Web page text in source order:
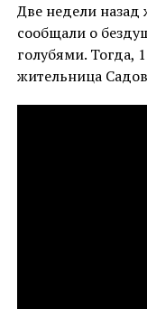
Две недели назад
сообщали о
голубями. Тогда,
жительница